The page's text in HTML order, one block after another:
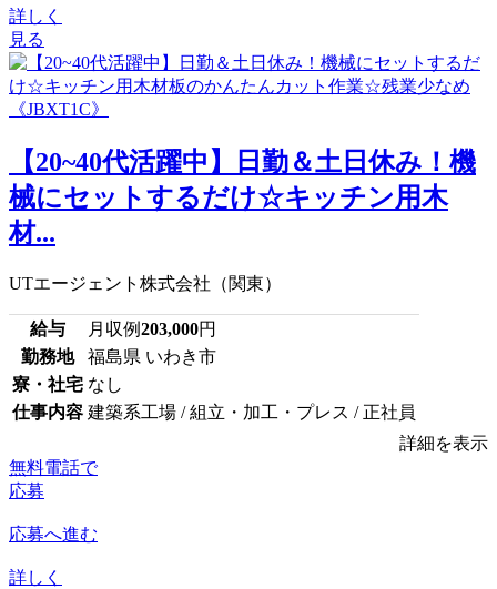
詳しく
見る
【20~40代活躍中】日勤＆土日休み！機
械にセットするだけ☆キッチン用木
材...
UTエージェント株式会社（関東）
給与 月収例203,000円
勤務地
福島県 いわき市
寮・社宅 なし
仕事内容 建築系工場 / 組立・加工・プレス / 正社員
詳細を表示
無料電話で
応募
応募へ進む
詳しく